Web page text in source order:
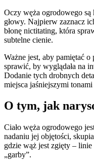
Oczy węża ogrodowego są
głowy. Najpierw zaznacz
błonę nictitating, która
subtelne cienie.
Ważne jest, aby pamiętać
sprawić, by wyglądała na
Dodanie tych drobnych
miejsca jaśniejszymi
O tym, jak
Ciało węża ogrodowego
nadaniu jej objętości,
gdzie wąż jest zgięty –
„garby”.